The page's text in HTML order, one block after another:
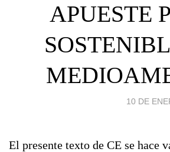
APUESTE
10 DE
El presente texto de CE se hace